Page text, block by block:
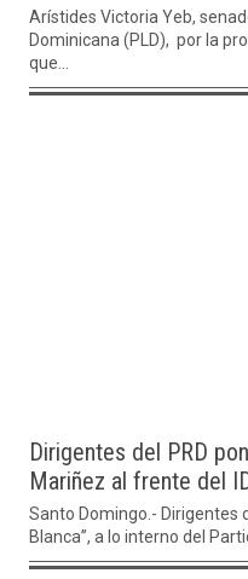
Arístides Victoria Yeb,
Dominicana (PLD), por la
que...
Dirigentes del PRD
Mariñez al frente del
Santo Domingo.- Dirigentes
Blanca”, a lo interno del